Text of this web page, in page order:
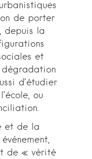
de porter
depuis la
et
dégradation
d’étudier
ou
et de la
de « vérité